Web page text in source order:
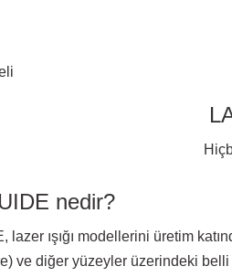
nedir?
lazer ışığı modellerini üretim
ve diğer yüzeyler üzerindeki